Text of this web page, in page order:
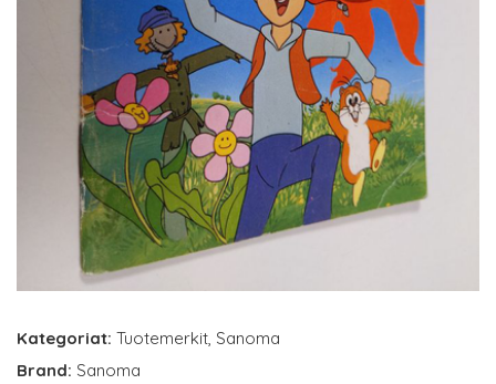
Kategoriat: Tuotemerkit, Sanoma
Brand: Sanoma